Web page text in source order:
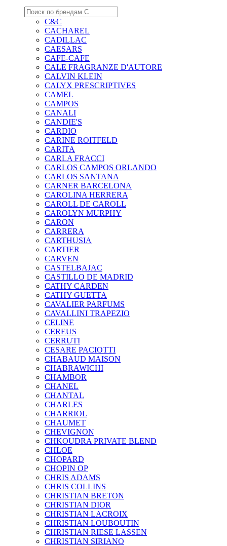
C&C
CACHAREL
CADILLAC
CAESARS
CAFE-CAFE
CALE FRAGRANZE D'AUTORE
CALVIN KLEIN
CALYX PRESCRIPTIVES
CAMEL
CAMPOS
CANALI
CANDIE'S
CARDIO
CARINE ROITFELD
CARITA
CARLA FRACCI
CARLOS CAMPOS ORLANDO
CARLOS SANTANA
CARNER BARCELONA
CAROLINA HERRERA
CAROLL DE CAROLL
CAROLYN MURPHY
CARON
CARRERA
CARTHUSIA
CARTIER
CARVEN
CASTELBAJAC
CASTILLO DE MADRID
CATHY CARDEN
CATHY GUETTA
CAVALIER PARFUMS
CAVALLINI TRAPEZIO
CELINE
CEREUS
CERRUTI
CESARE PACIOTTI
CHABAUD MAISON
CHABRAWICHI
CHAMBOR
CHANEL
CHANTAL
CHARLES
CHARRIOL
CHAUMET
CHEVIGNON
CHKOUDRA PRIVATE BLEND
CHLOE
CHOPARD
CHOPIN OP
CHRIS ADAMS
CHRIS COLLINS
CHRISTIAN BRETON
CHRISTIAN DIOR
CHRISTIAN LACROIX
CHRISTIAN LOUBOUTIN
CHRISTIAN RIESE LASSEN
CHRISTIAN SIRIANO